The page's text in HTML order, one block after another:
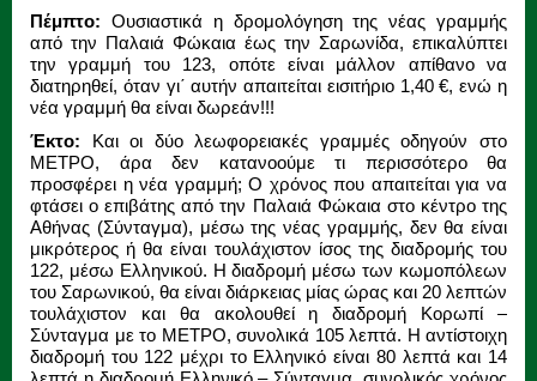
Πέμπτο: Ουσιαστικά η δρομολόγηση της νέας γραμμής
από την Παλαιά Φώκαια έως την Σαρωνίδα, επικαλύπτει
την γραμμή του 123, οπότε είναι μάλλον απίθανο να
διατηρηθεί, όταν γι΄ αυτήν απαιτείται εισιτήριο 1,40 €, ενώ η
νέα γραμμή θα είναι δωρεάν!!!
Έκτο: Και οι δύο λεωφορειακές γραμμές οδηγούν στο
ΜΕΤΡΟ, άρα δεν κατανοούμε τι περισσότερο θα
προσφέρει η νέα γραμμή; Ο χρόνος που απαιτείται για να
φτάσει ο επιβάτης από την Παλαιά Φώκαια στο κέντρο της
Αθήνας (Σύνταγμα), μέσω της νέας γραμμής, δεν θα είναι
μικρότερος ή θα είναι τουλάχιστον ίσος της διαδρομής του
122, μέσω Ελληνικού. Η διαδρομή μέσω των κωμοπόλεων
του Σαρωνικού, θα είναι διάρκειας μίας ώρας και 20 λεπτών
τουλάχιστον και θα ακολουθεί η διαδρομή Κορωπί –
Σύνταγμα με το ΜΕΤΡΟ, συνολικά 105 λεπτά. Η αντίστοιχη
διαδρομή του 122 μέχρι το Ελληνικό είναι 80 λεπτά και 14